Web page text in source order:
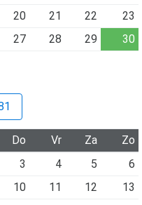
20 21 22
23
27 28 29
30
Do Vr Za
Zo
3 4 5
6
10 11 12
13